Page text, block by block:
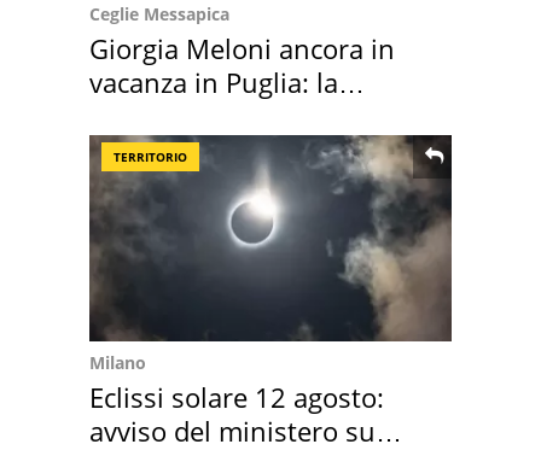
Ceglie Messapica
Giorgia Meloni ancora in
vacanza in Puglia: la
TERRITORIO
Milano
Eclissi solare 12 agosto:
avviso del ministero su